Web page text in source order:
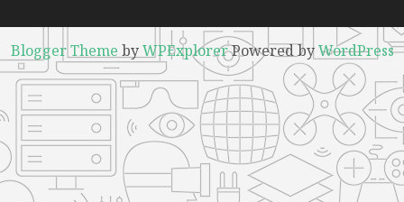
Blogger Theme byWPExplorerPowered byWordPress